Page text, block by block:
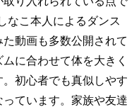
なこ本人によるダンス
動画も多数公開されて
に合わせて体を大きく
初心者でも真似しやす
ています。家族や友達